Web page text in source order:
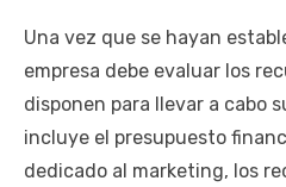
Una vez que se hayan
empresa debe evaluar los
disponen para llevar a cabo
incluye el presupuesto
dedicado al marketing, los